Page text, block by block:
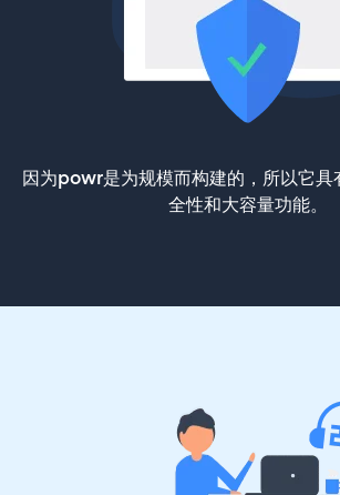
因为powr是为规模而构建的，所以它具
全性和大容量功能。